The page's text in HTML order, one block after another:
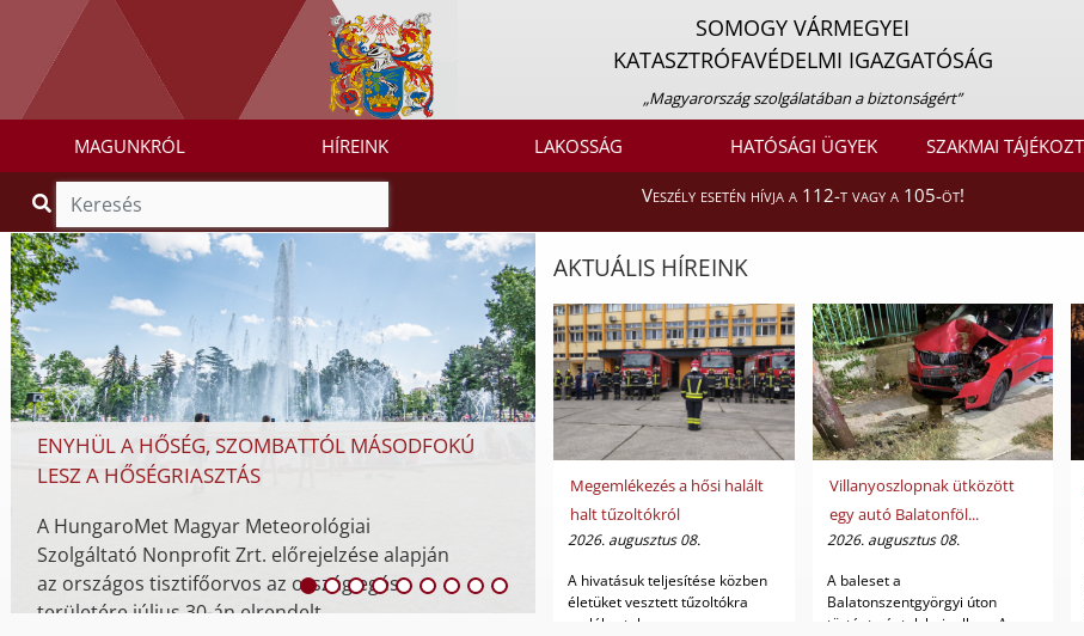
SOMOGY VÁRMEGYEI
KATASZTRÓFAVÉDELMI IGAZGATÓSÁG
„Magyarország szolgálatában a biztonságért”
MAGUNKRÓL HÍREINK LAKOSSÁG HATÓSÁGI ÜGYEK SZAKMAI
Veszély esetén hívja a 112-t vagy a 105-öt!
ENYHÜL A HŐSÉG, SZOMBATTÓL MÁSODFOKÚ
LESZ A HŐSÉGRIASZTÁS
A HungaroMet Magyar Meteorológiai
Szolgáltató Nonprofit Zrt. előrejelzése alapján
az országos tisztifőorvos az ország egész
területére július 30-án elrendelt ...
AKTUÁLIS HÍREINK
Megemlékezés a hősi halált
halt tűzoltókról
2026. augusztus 08.
A hivatásuk teljesítése közben
életüket vesztett tűzoltókra
emlékeztek...
Villanyoszlopnak ütközött
egy autó Balatonföl...
2026. augusztus 08.
A baleset a
Balatonszentgyörgyi úton
történt péntek hajnalban. A